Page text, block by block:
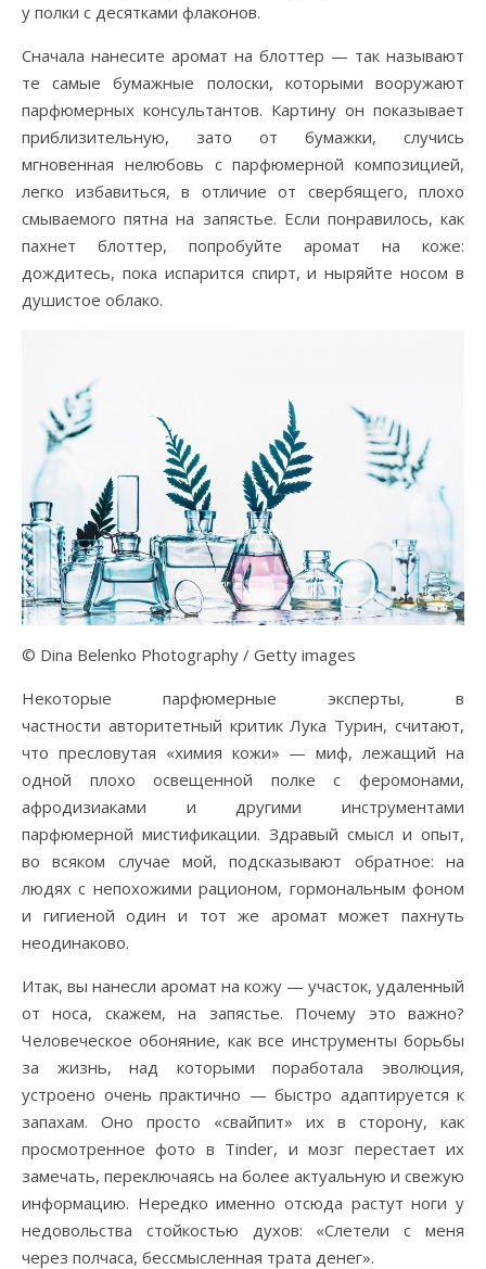
у полки с десятками флаконов.
Сначала нанесите аромат на блоттер — так называют
те самые бумажные полоски, которыми вооружают
парфюмерных консультантов. Картину он показывает
приблизительную, зато от бумажки, случись
мгновенная нелюбовь с парфюмерной композицией,
легко избавиться, в отличие от свербящего, плохо
смываемого пятна на запястье. Если понравилось, как
пахнет блоттер, попробуйте аромат на коже:
дождитесь, пока испарится спирт, и ныряйте носом в
душистое облако.
© Dina Belenko Photography / Getty images
Некоторые парфюмерные эксперты, в
частности авторитетный критик Лука Турин, считают,
что пресловутая «химия кожи» — миф, лежащий на
одной плохо освещенной полке с феромонами,
афродизиаками и другими инструментами
парфюмерной мистификации. Здравый смысл и опыт,
во всяком случае мой, подсказывают обратное: на
людях с непохожими рационом, гормональным фоном
и гигиеной один и тот же аромат может пахнуть
неодинаково.
Итак, вы нанесли аромат на кожу — участок, удаленный
от носа, скажем, на запястье. Почему это важно?
Человеческое обоняние, как все инструменты борьбы
за жизнь, над которыми поработала эволюция,
устроено очень практично — быстро адаптируется к
запахам. Оно просто «свайпит» их в сторону, как
просмотренное фото в Tinder, и мозг перестает их
замечать, переключаясь на более актуальную и свежую
информацию. Нередко именно отсюда растут ноги у
недовольства стойкостью духов: «Слетели с меня
через полчаса, бессмысленная трата денег».